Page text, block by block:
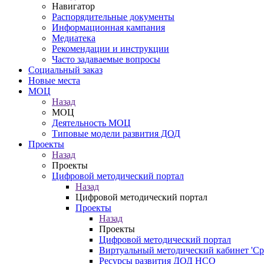
Навигатор
Распорядительные документы
Информационная кампания
Медиатека
Рекомендации и инструкции
Часто задаваемые вопросы
Социальный заказ
Новые места
МОЦ
Назад
МОЦ
Деятельность МОЦ
Типовые модели развития ДОД
Проекты
Назад
Проекты
Цифровой методический портал
Назад
Цифровой методический портал
Проекты
Назад
Проекты
Цифровой методический портал
Виртуальный методический кабинет
Ресурсы развития ДОД НСО